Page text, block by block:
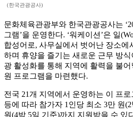
(한국관광공사)
문화체육관광부와 한국관광공사는
그램’을 운영한다. ‘워케이션’은 일
합성어로, 사무실에서 벗어난 장소에
하며 휴양을 즐기는 새로운 근무 방
광 활성화를 통해 지역에 활력을 불어
원 프로그램을 마련했다.
전국 21개 지역에서 운영하는 이 프
등에 따라 참가자 1인당 최소 3만 원
원(4박 5일 기준)까지 지원받을 수 있